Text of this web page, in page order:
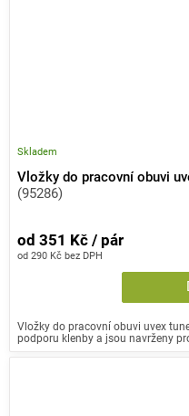
Vložky do pracovní obuvi
(95286)
Skladem
od 290 Kč bez DPH
od 351 Kč / pár
Vložky do pracovní obuvi uvex
podporu klenby a jsou navrženy